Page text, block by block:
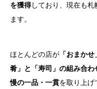
を獲得しており、現在も
ます。
ほとんどの店が 「おまか
肴」と「寿司」の組み合わ
慢の一品・一貫を取り上げ